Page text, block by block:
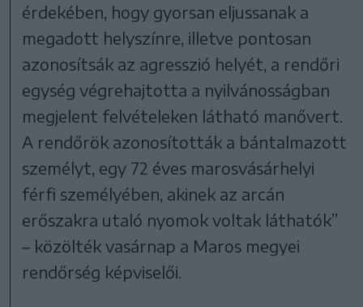
érdekében, hogy gyorsan eljussanak a
megadott helyszínre, illetve pontosan
azonosítsák az agresszió helyét, a rendőri
egység végrehajtotta a nyilvánosságban
megjelent felvételeken látható manővert.
A rendőrök azonosították a bántalmazott
személyt, egy 72 éves marosvásárhelyi
férfi személyében, akinek az arcán
erőszakra utaló nyomok voltak láthatók”
– közölték vasárnap a Maros megyei
rendőrség képviselői.